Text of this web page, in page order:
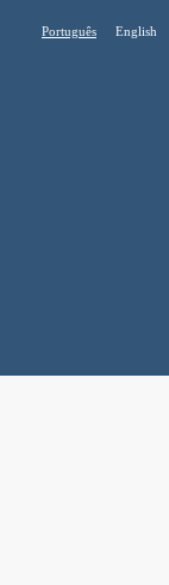
Português English